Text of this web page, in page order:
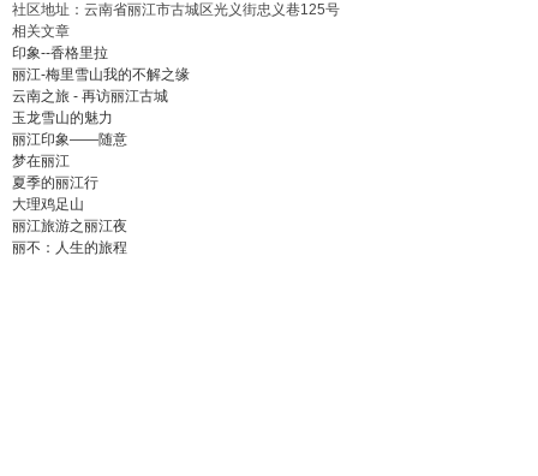
社区地址：云南省丽江市古城区光义街忠义巷125号
相关文章
印象--香格里拉
丽江-梅里雪山我的不解之缘
云南之旅 - 再访丽江古城
玉龙雪山的魅力
丽江印象——随意
梦在丽江
夏季的丽江行
大理鸡足山
丽江旅游之丽江夜
丽不：人生的旅程